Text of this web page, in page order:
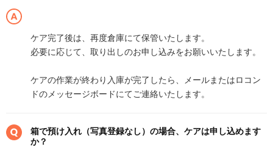
ケア完了後は、再度倉庫にて保管いたします。
必要に応じて、取り出しのお申し込みをお願いいたします。
ケアの作業が終わり入庫が完了したら、メールまたはロコン
ドのメッセージボードにてご連絡いたします。
箱で預け入れ（写真登録なし）の場合、ケアは申し込めます
か？